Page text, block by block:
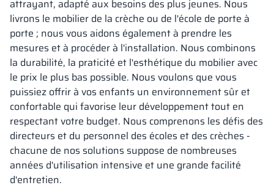
attrayant, adapté aux besoins des plus jeunes. Nous
livrons le mobilier de la crèche ou de l'école de porte à
porte ; nous vous aidons également à prendre les
mesures et à procéder à l'installation. Nous combinons
la durabilité, la praticité et l'esthétique du mobilier avec
le prix le plus bas possible. Nous voulons que vous
puissiez offrir à vos enfants un environnement sûr et
confortable qui favorise leur développement tout en
respectant votre budget. Nous comprenons les défis des
directeurs et du personnel des écoles et des crèches -
chacune de nos solutions suppose de nombreuses
années d'utilisation intensive et une grande facilité
d'entretien.